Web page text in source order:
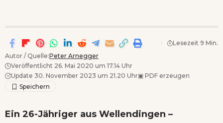
Autor / Quelle:Peter Arnegger
Veröffentlicht 26. Mai 2020 um 17.14 Uhr
Update 30. November 2023 um 21.20 Uhr▣ PDF erzeugen
Lesezeit 9 Min.
Ein 26-Jähriger aus Wellendingen –